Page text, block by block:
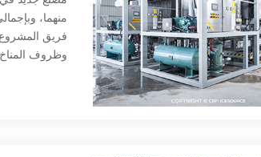
فريق
وظروف المناخ